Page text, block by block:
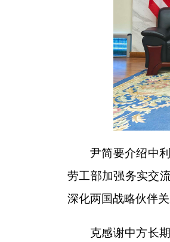
尹简要介绍中
劳工部加强务实交
深化两国战略伙伴关
克感谢中方长